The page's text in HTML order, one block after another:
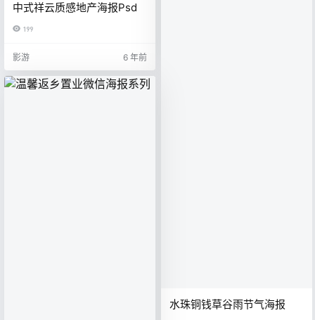
中式祥云质感地产海报Psd
199
影游 6 年前
水珠铜钱草谷雨节气海报